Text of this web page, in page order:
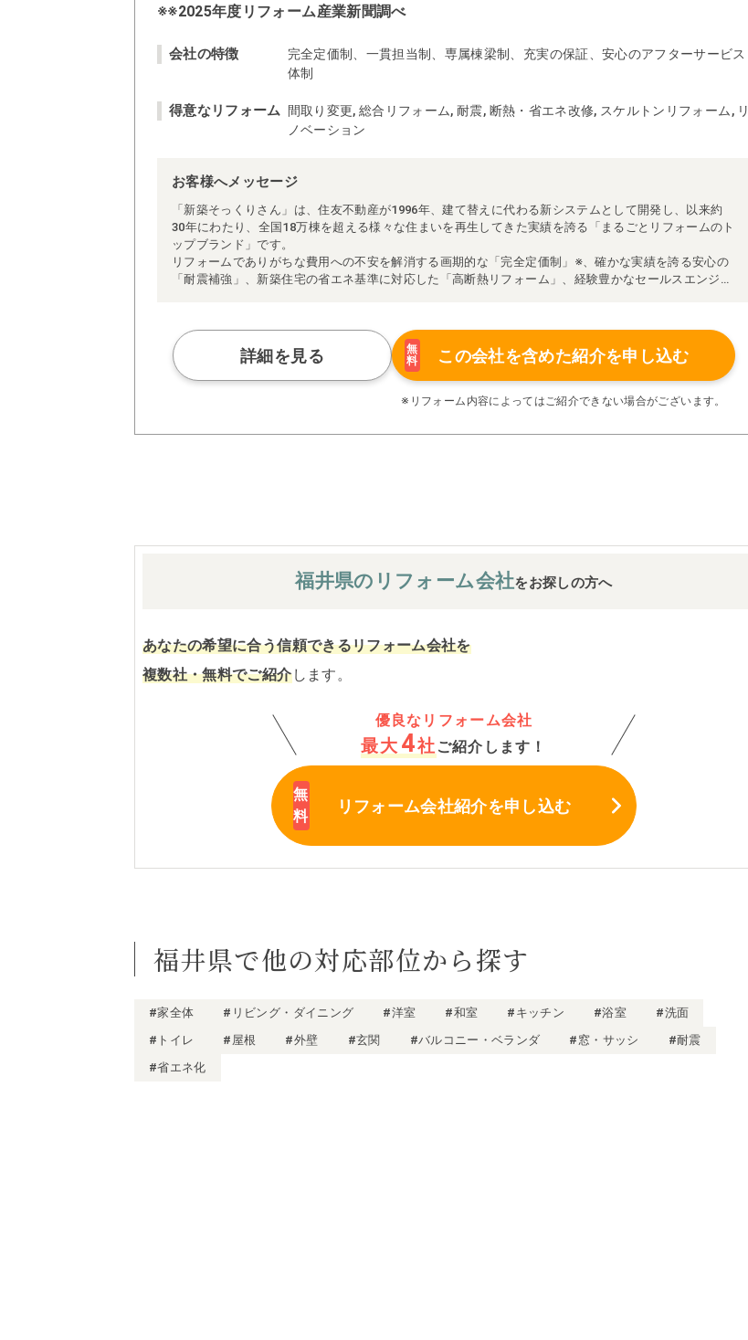
※※2025年度リフォーム産業新聞調べ
会社の特徴
完全定価制、一貫担当制、専属棟梁制、充実の保証、安心のアフターサービス
体制
得意なリフォーム
間取り変更, 総合リフォーム, 耐震, 断熱・省エネ改修, スケルトンリフォーム, リ
ノベーション
お客様へメッセージ
「新築そっくりさん」は、住友不動産が1996年、建て替えに代わる新システムとして開発し、以来約
30年にわたり、全国18万棟を超える様々な住まいを再生してきた実績を誇る「まるごとリフォームのト
ップブランド」です。
リフォームでありがちな費用への不安を解消する画期的な「完全定価制」※、確かな実績を誇る安心の
「耐震補強」、新築住宅の省エネ基準に対応した「高断熱リフォーム」、経験豊かなセールスエンジニ
られた充実の施工マニュアルや検査体制により高い施工品質を実現。
さらに、住友不動産のリフォームならではの充実の保証、アフターサービス体制で工事後も安心です。
ぜひ、あなたの大切なお住まいの再生を私たちにお任せください！
※お客様のご要望による工事内容変更がない限り着工後の追加費用はありません。
詳細を見る
無
料
この会社を含めた紹介を申し込む
※リフォーム内容によってはご紹介できない場合がございます。
福井県の リフォーム会社をお探しの方へ
あなたの希望に合う信頼できるリフォーム会社を
複数社・無料でご紹介します。
優良なリフォーム会社
最大 4社 ご紹介します！
リフォーム会社紹介を申し込む
福井県で他の対応部位から探す
#家全体 #リビング・ダイニング #洋室 #和室 #キッチン #浴室
#洗面
#トイレ
#屋根 #外壁 #玄関 #バルコニー・ベランダ #窓・サッシ
#耐震
#省エネ化